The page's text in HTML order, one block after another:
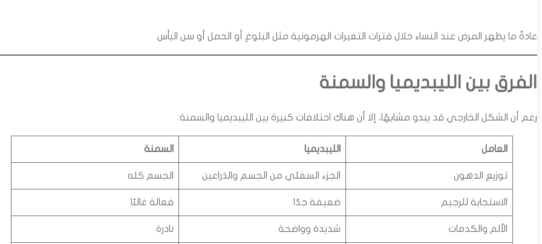
عادةً ما يظهر المرض عند النساء خلال فترات التغيرات الهرمونية مثل البلوغ أو الحمل أو سن اليأس.
الفرق بين الليبديميا والسمنة
رغم أن الشكل الخارجي قد يبدو مشابهًا، إلا أن هناك اختلافات كبيرة بين الليبديميا والسمنة:
العامل الليبديميا السمنة
توزيع الدهون الجزء السفلي من الجسم والذراعين الجسم كله
الاستجابة للرجيم ضعيفة جدًا فعالة غالبًا
الألم والكدمات شديدة وواضحة نادرة